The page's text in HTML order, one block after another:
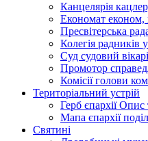
Канцелярія
Економат економ,
Пресвітерська
Колегія радників
Суд судовий
Промотор
Комісіїголови
Територіальний устрій
Герб єпархіїОпис
Мапа єпархії
Святині